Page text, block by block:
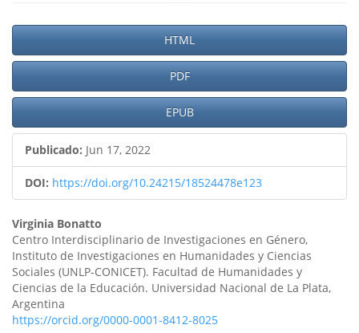
Barra
lateral
del
artículo
HTML
PDF
EPUB
Publicado: Jun 17, 2022
DOI: https://doi.org/10.24215/18524478e123
Contenido
principal
del
artículo
Virginia Bonatto
Centro Interdisciplinario de Investigaciones en Género,
Instituto de Investigaciones en Humanidades y Ciencias
Sociales (UNLP-CONICET). Facultad de Humanidades y
Ciencias de la Educación. Universidad Nacional de La Plata,
Argentina
https://orcid.org/0000-0001-8412-8025